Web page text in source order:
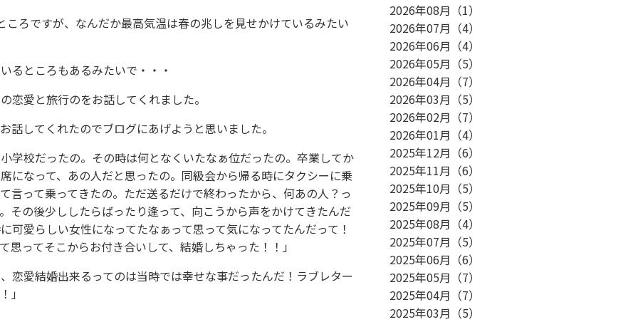
ろですが、なんだか最高気温は春の兆しを見せかけているみたい
るところもあるみたいで・・・
恋愛と旅行のをお話してくれました。
話してくれたのでブログにあげようと思いました。
学校だったの。その時は何となくいたなぁ位だったの。卒業してか
になって、あの人だと思ったの。同級会から帰る時にタクシーに乗
言って乗ってきたの。ただ送るだけで終わったから、何あの人？っ
その後少ししたらばったり逢って、向こうから声をかけてきたんだ
可愛らしい女性になってたなぁって思って気になってたんだって！
思ってそこからお付き合いして、結婚しちゃった！！」
恋愛結婚出来るってのは当時では幸せな事だったんだ！ラブレター
」
2026年08月 （1）
2026年07月 （4）
2026年06月 （4）
2026年05月 （5）
2026年04月 （7）
2026年03月 （5）
2026年02月 （7）
2026年01月 （4）
2025年12月 （6）
2025年11月 （6）
2025年10月 （5）
2025年09月 （5）
2025年08月 （4）
2025年07月 （5）
2025年06月 （6）
2025年05月 （7）
2025年04月 （7）
2025年03月 （5）